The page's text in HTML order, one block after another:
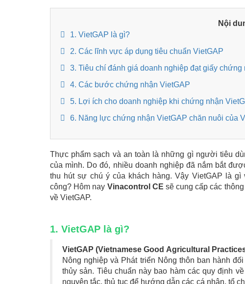
Nội
1. VietGAP là gì?
2. Các lĩnh vực áp dụng tiêu chuẩn VietGAP
3. Tiêu chí đánh giá doanh nghiệp đạt giấy chứng
4. Các bước chứng nhận VietGAP
5. Lợi ích cho doanh nghiệp khi chứng nhận
6. Năng lực chứng nhận VietGAP chăn nuôi của
Thực phẩm sạch và an toàn là những gì người tiêu
của mình. Do đó, nhiều doanh nghiệp đã nắm bắt
thu hút sự chú ý của khách hàng. Vậy VietGAP là
công? Hôm nay Vinacontrol CE sẽ cung cấp các
về VietGAP.
1. VietGAP là gì?
VietGAP (Vietnamese Good Agricultural
Nông nghiệp và Phát triển Nông thôn ban hành
thủy sản. Tiêu chuẩn này bao hàm các quy định
nguyên tắc, thủ tục để hướng dẫn các cá nhân, tổ